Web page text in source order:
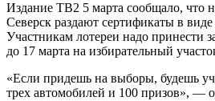
Издание ТВ2 5 марта сообщало, что
Северск раздают сертификаты в
Участникам лотереи надо принести
до 17 марта на избирательный
«Если придешь на выборы, будешь
трех автомобилей и 100 призов», —